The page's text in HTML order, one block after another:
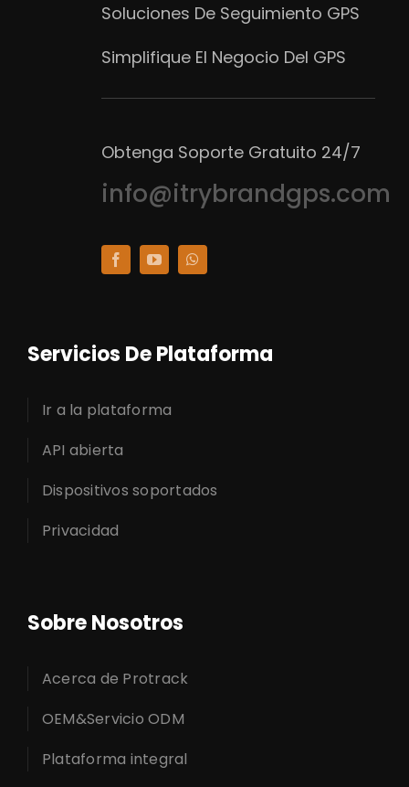
Soluciones De Seguimiento GPS
Simplifique El Negocio Del GPS
Obtenga Soporte Gratuito 24/7
info@itrybrandgps.com
Servicios De Plataforma
Ir a la plataforma
API abierta
Dispositivos soportados
Privacidad
Sobre Nosotros
Acerca de Protrack
OEM&Servicio ODM
Plataforma integral